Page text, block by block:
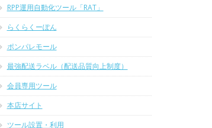
RPP運用自動化ツール「RAT」
らくらくーぽん
ポンパレモール
最強配送ラベル（配送品質向上制度）
会員専用ツール
本店サイト
ツール設置・利用